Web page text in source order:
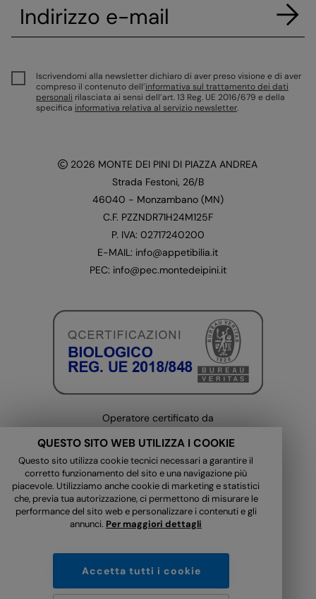
Iscrivendomi alla newsletter dichiaro di aver preso visione e di aver
compreso il contenuto dell’informativa sul trattamento dei dati
personali rilasciata ai sensi dell’art. 13 Reg. UE 2016/679 e della
specifica informativa relativa al servizio newsletter.
2026 MONTE DEI PINI DI PIAZZA ANDREA
Strada Festoni, 26/B
46040 - Monzambano (MN)
C.F. PZZNDR71H24M125F
P. IVA: 02717240200
E-MAIL: info@appetibilia.it
PEC: info@pec.montedeipini.it
Operatore certificato da
Condizioni generali di contratto
Metodi e spese di spedizione
Informativa Newsletter
Privacy Policy
Cookie Policy
QUESTO SITO WEB UTILIZZA I COOKIE
Questo sito utilizza cookie tecnici necessari a garantire il
corretto funzionamento del sito e una navigazione più
piacevole. Utilizziamo anche cookie di marketing e statistici
che, previa tua autorizzazione, ci permettono di misurare le
performance del sito web e personalizzare i contenuti e gli
annunci. Per maggiori dettagli
Accetta tutti i cookie